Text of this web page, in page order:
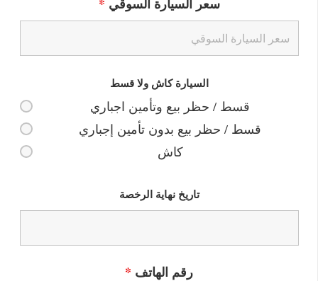
السيارة كاش ولا قسط
قسط / حظر بيع وتأمين اجباري
قسط / حظر بيع بدون تأمين إجباري
كاش
تاريخ نهاية الرخصة
رقم الهاتف *